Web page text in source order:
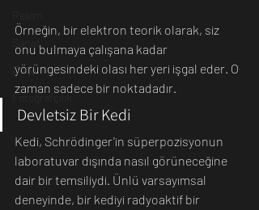
Sanat
Doğa
Fotoğrafçılık
Örneğin, bir elektron teorik olarak, siz
onu bulmaya çalışana kadar
yörüngesindeki olası her yeri işgal eder. O
zaman sadece bir noktadadır.
Devletsiz Bir Kedi
Kedi, Schrödinger'in süperpozisyonun
laboratuvar dışında nasıl görüneceğine
dair bir temsiliydi. Ünlü varsayımsal
deneyinde, bir kediyi radyoaktif bir